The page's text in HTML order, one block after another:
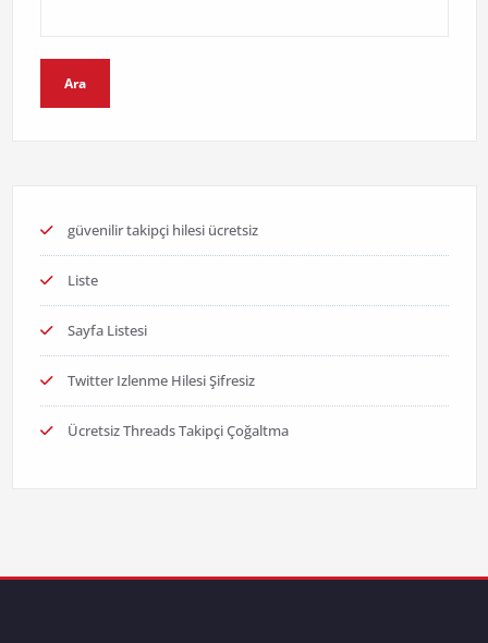
Ara
güvenilir takipçi hilesi ücretsiz
Liste
Sayfa Listesi
Twitter Izlenme Hilesi Şifresiz
Ücretsiz Threads Takipçi Çoğaltma